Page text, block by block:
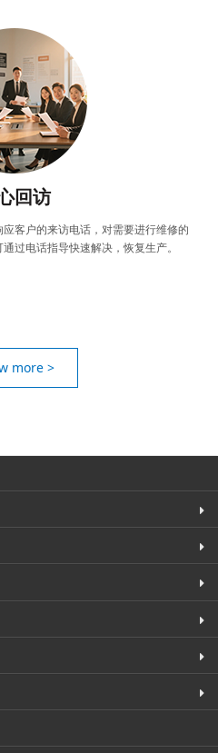
回访
客户的来访电话，对需要进行维修的
过电话指导快速解决，恢复生产。
more >